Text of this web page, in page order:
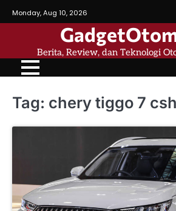
to
Monday, Aug 10, 2026
Berita, Review, dan Teknologi
Tag: chery tiggo 7 csh